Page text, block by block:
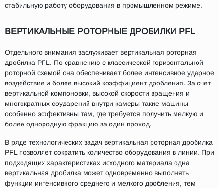
стабильную работу оборудования в промышленном режиме.
ВЕРТИКАЛЬНЫЕ РОТОРНЫЕ ДРОБИЛКИ PFL
Отдельного внимания заслуживает вертикальная роторная
дробилка PFL. По сравнению с классической горизонтальной
роторной схемой она обеспечивает более интенсивное ударное
воздействие и более высокий коэффициент дробления. За счет
вертикальной компоновки, высокой скорости вращения и
многократных соударений внутри камеры такие машины
особенно эффективны там, где требуется получить мелкую и
более однородную фракцию за один проход.
В ряде технологических задач вертикальная роторная дробилка
PFL позволяет сократить количество оборудования в линии. При
подходящих характеристиках исходного материала одна
вертикальная дробилка может одновременно выполнять
функции интенсивного среднего и мелкого дробления, тем